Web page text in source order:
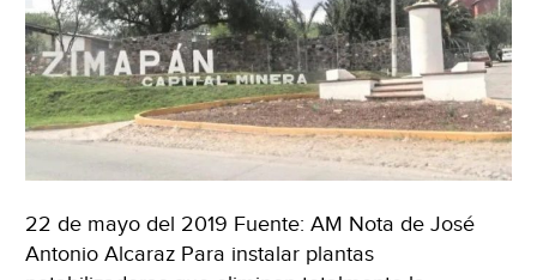
22 de mayo del 2019 Fuente: AM Nota de José
Antonio Alcaraz Para instalar plantas